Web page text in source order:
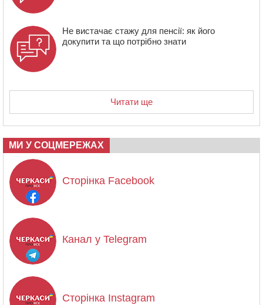
Не вистачає стажу для пенсії: як його
докупити та що потрібно знати
Читати ще
МИ У СОЦМЕРЕЖАХ
Сторінка Facebook
Канал у Telegram
Сторінка Instagram